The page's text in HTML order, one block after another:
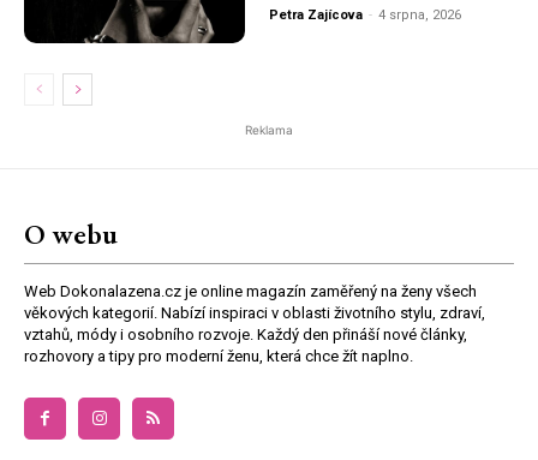
Petra Zajícova - 4 srpna, 2026
Reklama
O webu
Web Dokonalazena.cz je online magazín zaměřený na ženy všech
věkových kategorií. Nabízí inspiraci v oblasti životního stylu, zdraví,
vztahů, módy i osobního rozvoje. Každý den přináší nové články,
rozhovory a tipy pro moderní ženu, která chce žít naplno.